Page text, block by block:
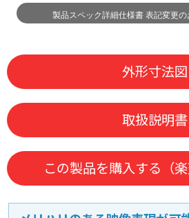
外形寸法図
取扱説明書
この製品を購入する（楽